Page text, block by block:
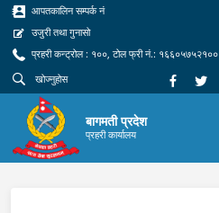
आपतकालिन सम्पर्क नं
उजुरी तथा गुनासो
प्रहरी कन्ट्रोल : १००, टोल फ्री नं.: १६६०५७५२१००
बागमती प्रदेश
प्रहरी कार्यालय